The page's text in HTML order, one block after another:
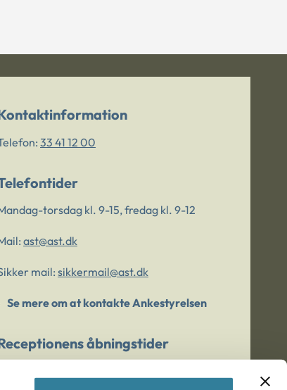
33 41 12 00
torsdag kl. 9-15, fredag kl. 9-12
ast@ast.dk
mail: sikkermail@ast.dk
Se mere om at kontakte Ankestyrelsen
åbningstider